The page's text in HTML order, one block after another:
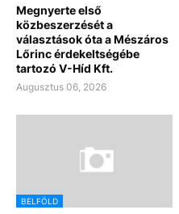
Megnyerte első
közbeszerzését a
választások óta a Mészáros
Lőrinc érdekeltségébe
tartozó V-Híd Kft.
Augusztus 06, 2026
BELFÖLD